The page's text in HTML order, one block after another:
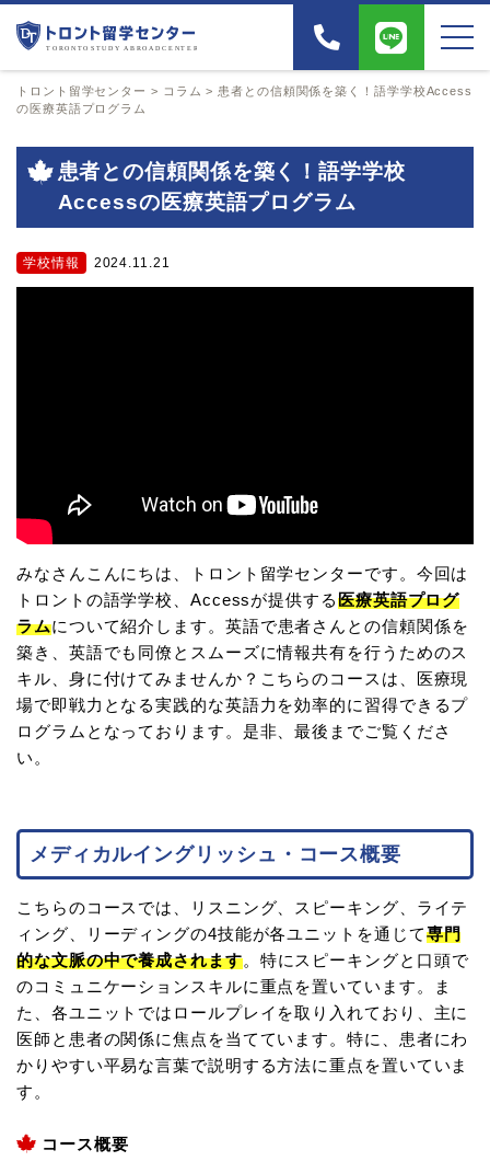
トロント留学センター > コラム > 患者との信頼関係を築く！語学学校Access
の医療英語プログラム
患者との信頼関係を築く！語学学校
Accessの医療英語プログラム
学校情報 2024.11.21
みなさんこんにちは、トロント留学センターです。今回は
トロントの語学学校、Accessが提供する医療英語プログ
ラムについて紹介します。英語で患者さんとの信頼関係を
築き、英語でも同僚とスムーズに情報共有を行うためのス
キル、身に付けてみませんか？こちらのコースは、医療現
場で即戦力となる実践的な英語力を効率的に習得できるプ
ログラムとなっております。是非、最後までご覧くださ
い。
メディカルイングリッシュ・コース概要
こちらのコースでは、リスニング、スピーキング、ライテ
ィング、リーディングの4技能が各ユニットを通じて専門
的な文脈の中で養成されます。特にスピーキングと口頭で
のコミュニケーションスキルに重点を置いています。ま
た、各ユニットではロールプレイを取り入れており、主に
医師と患者の関係に焦点を当てています。特に、患者にわ
かりやすい平易な言葉で説明する方法に重点を置いていま
す。
コース概要